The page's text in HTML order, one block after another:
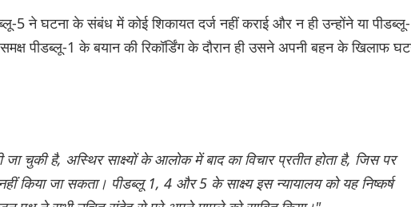
5 ने घटना के संबंध में कोई शिकायत दर्ज नहीं कराई और न ही उन्होंने या
पीडब्लू-1 के बयान की रिकॉर्डिंग के दौरान ही उसने अपनी बहन के खिलाफ
चुकी है, अस्थिर साक्ष्यों के आलोक में बाद का विचार प्रतीत होता है, जिस पर
किया जा सकता। पीडब्लू 1, 4 और 5 के साक्ष्य इस न्यायालय को यह निष्कर्ष